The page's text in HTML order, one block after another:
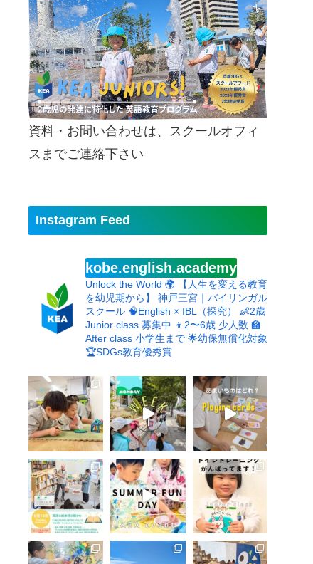
資料・お問い合わせは、スクールオフィ
スまでご連絡下さい
Instagram Feed
kobe.english.academy
Unlock the World 🌍 【人生を変える教育
を幼児期から】
神戸三宮｜バイリンガル
スクール 🧠English × IBL（探究）
👶2歳
Junior class 募集中 👦2〜6歳 少人数 🏫
After class 小学生まで 🌟幼保無償化対象
🏆SDGs教育優秀賞